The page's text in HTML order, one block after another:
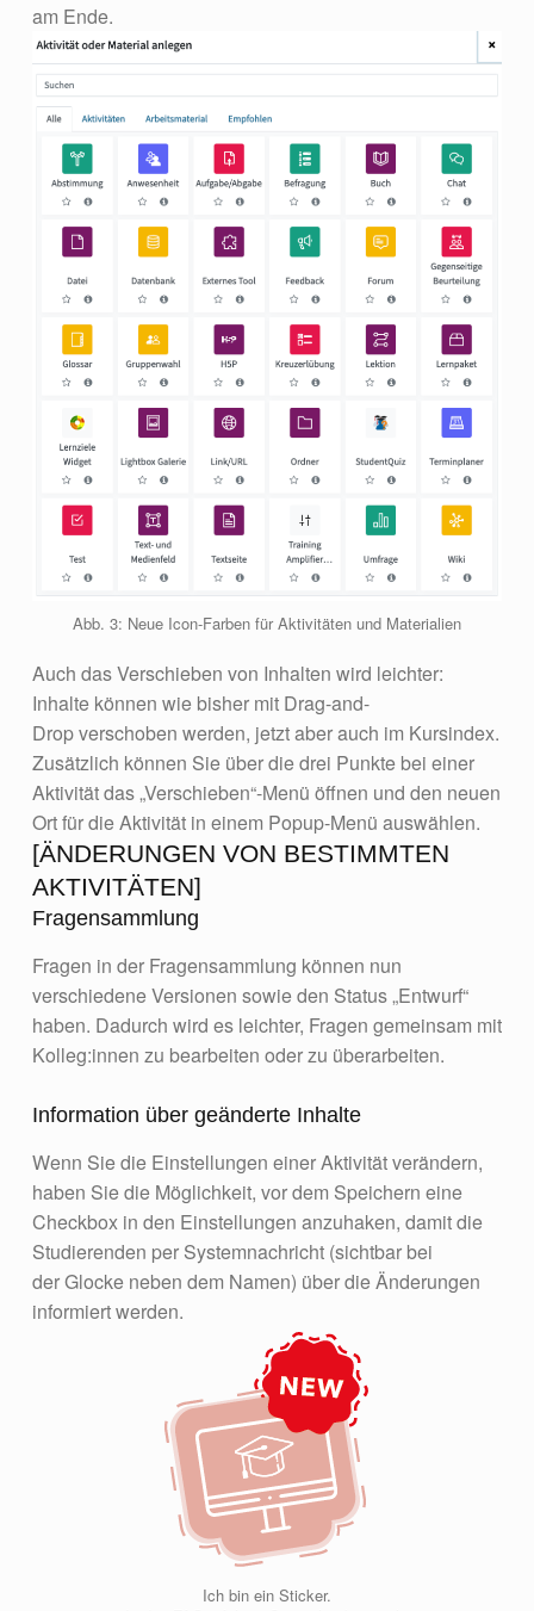
am Ende.
Abb. 3: Neue Icon-Farben für Aktivitäten und Materialien
Auch das Verschieben von Inhalten wird leichter:
Inhalte können wie bisher mit Drag-and-
Drop verschoben werden, jetzt aber auch im Kursindex.
Zusätzlich können Sie über die drei Punkte bei einer
Aktivität das „Verschieben“-Menü öffnen und den neuen
Ort für die Aktivität in einem Popup-Menü auswählen.
[ÄNDERUNGEN VON BESTIMMTEN
AKTIVITÄTEN]
Fragensammlung
Fragen in der Fragensammlung können nun
verschiedene Versionen sowie den Status „Entwurf“
haben. Dadurch wird es leichter, Fragen gemeinsam mit
Kolleg:innen zu bearbeiten oder zu überarbeiten.
Information über geänderte Inhalte
Wenn Sie die Einstellungen einer Aktivität verändern,
haben Sie die Möglichkeit, vor dem Speichern eine
Checkbox in den Einstellungen anzuhaken, damit die
Studierenden per Systemnachricht (sichtbar bei
der Glocke neben dem Namen) über die Änderungen
informiert werden.
Ich bin ein Sticker.